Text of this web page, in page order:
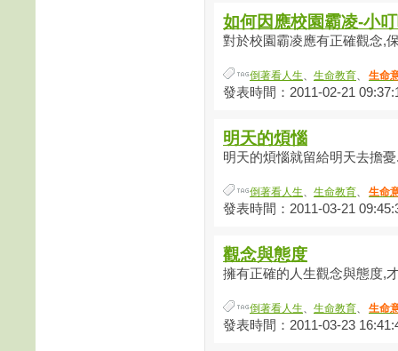
如何因應校園霸凌-小
對於校園霸凌應有正確觀念,
倒著看人生、 生命教育、 生命
發表時間：2011-02-21
明天的煩惱
明天的煩惱就留給明天去擔
倒著看人生、 生命教育、 生命
發表時間：2011-03-21
觀念與態度
擁有正確的人生觀念與態度,
倒著看人生、 生命教育、 生命
發表時間：2011-03-23